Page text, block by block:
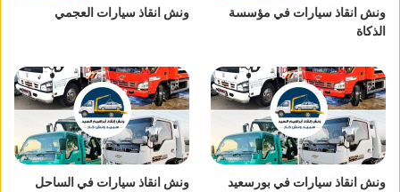
ونش انقاذ سيارات في مؤسسة
الذكاة
ونش انقاذ سيارات العجمي
ونش انقاذ سيارات في بورسعيد
ونش انقاذ سيارات في الساحل